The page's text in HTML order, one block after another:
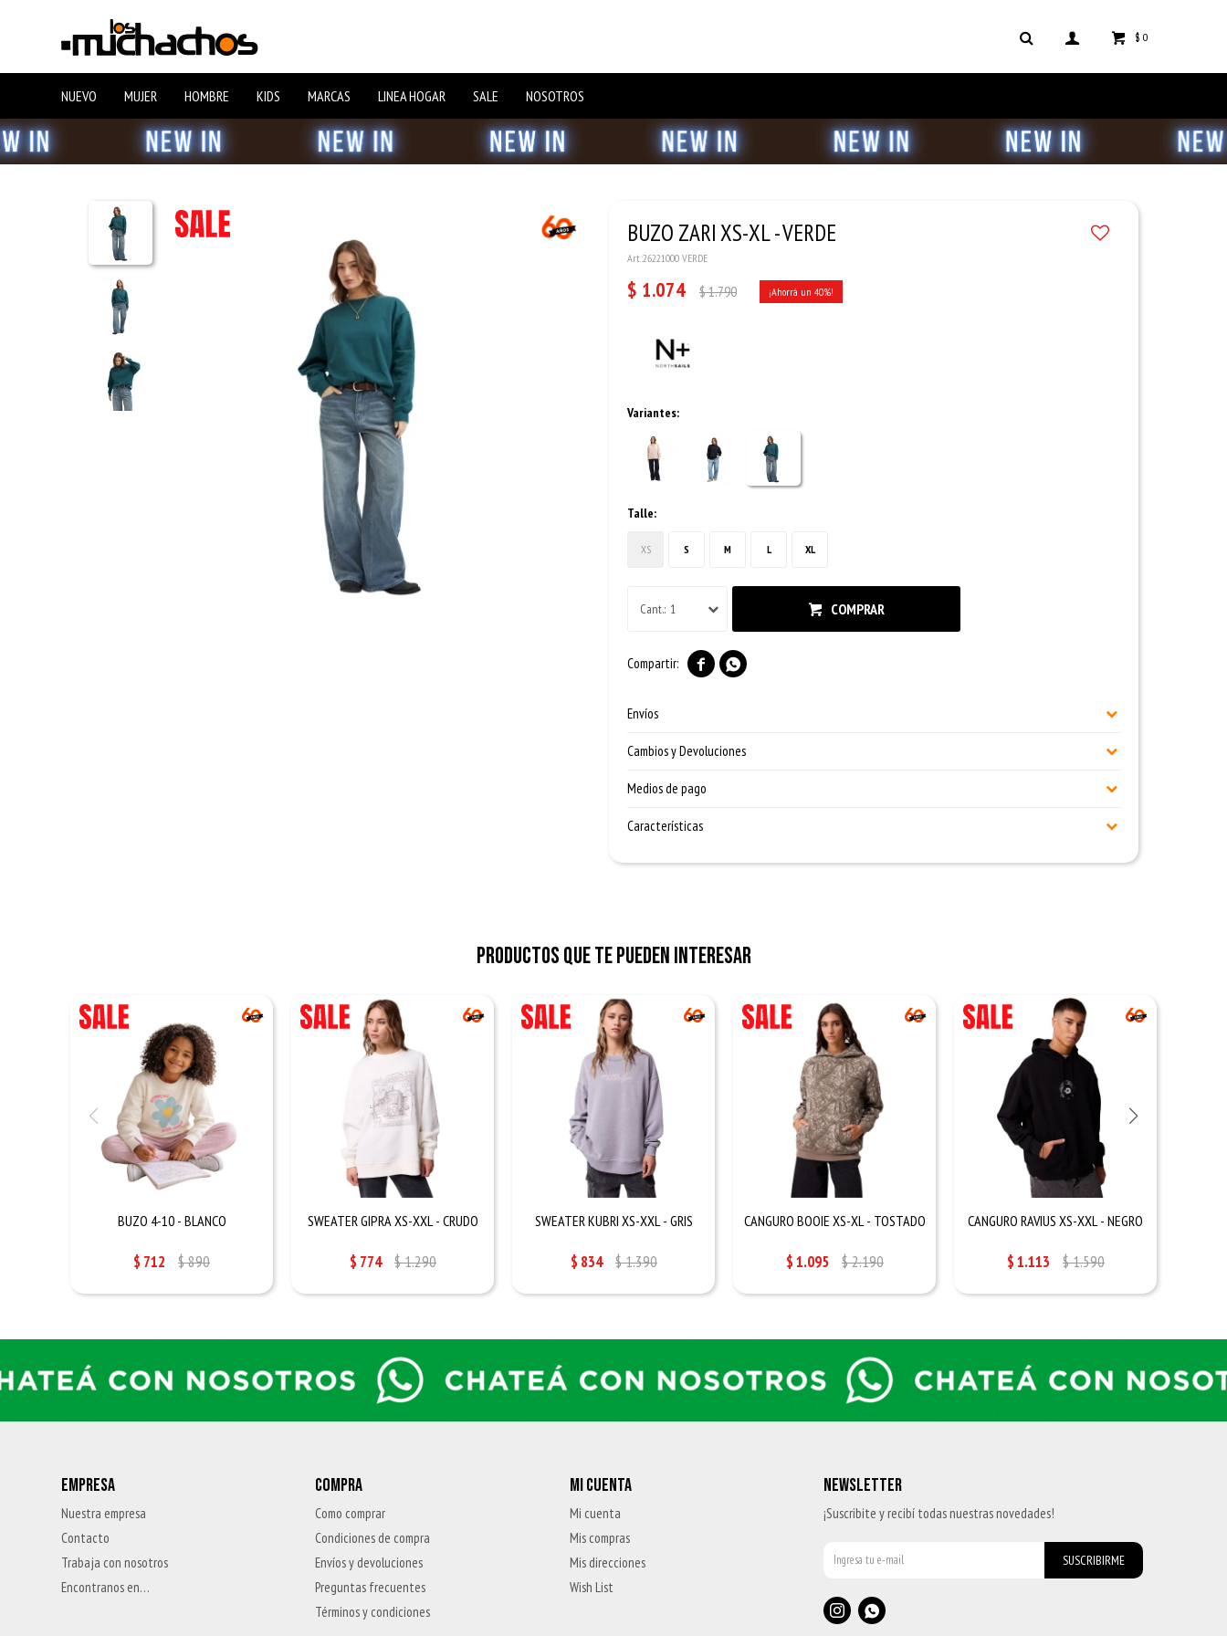
NUEVO MUJER HOMBRE KIDS MARCAS LINEA HOGAR SALE NOSOTROS
$ 0
BUZO ZARI XS-XL - VERDE
26221000 VERDE
$ 1.074 $1.790 40
Variantes:
Talle:
XS S M L XL
1 COMPRAR
 
Envíos
Cambios y Devoluciones
Medios de pago
Características
Productos que te pueden interesar
BUZO 4-10 - BLANCO
$ 712 $890
SWEATER GIPRA XS-XXL - CRUDO
$ 774 $1.290
SWEATER KUBRI XS-XXL - GRIS
$ 834 $1.390
CANGURO BOOIE XS-XL - TOSTADO
$1.095 $2.190
CANGURO RAVIUS XS-XXL - NEGRO
$1.113 $1.590
EMPRESA
Nuestra empresa
Contacto
Trabaja con nosotros
Encontranos en…
COMPRA
Como comprar
Condiciones de compra
Envíos y devoluciones
Preguntas frecuentes
Términos y condiciones
MI CUENTA
Mi cuenta
Mis compras
Mis direcciones
Wish List
NEWSLETTER
¡Suscribite y recibí todas nuestras novedades!
SUSCRIBIRME
 